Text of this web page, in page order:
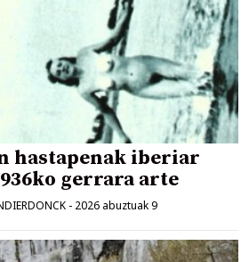
hastapenak iberiar
gerrara arte
- 2026 abuztuak 9